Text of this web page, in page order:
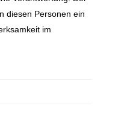
diesen Personen ein
im